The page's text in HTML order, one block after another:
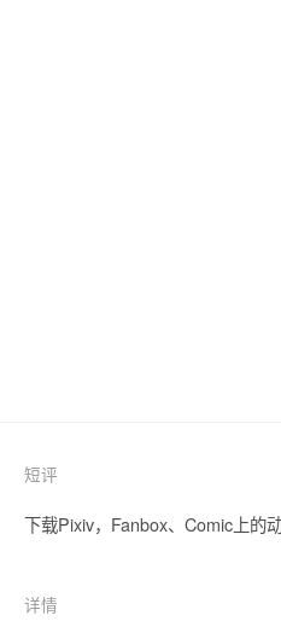
短评
下载Pixiv，Fanbox、Comic上的
详情